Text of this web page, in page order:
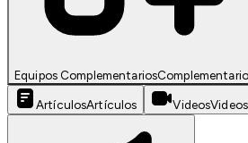
Equipos Complementarios
ArtículosArtículos VideosVideos